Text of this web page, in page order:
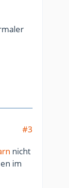
#3
nicht
im